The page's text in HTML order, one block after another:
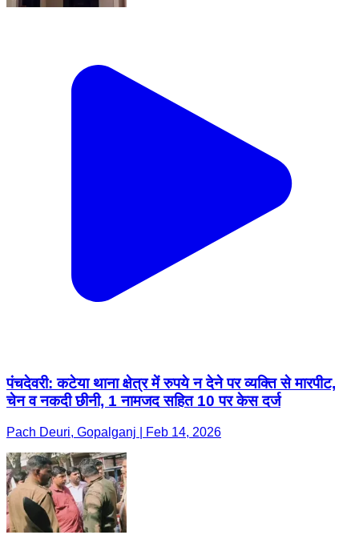
पंचदेवरी: कटेया थाना क्षेत्र में रुपये न देने पर व्यक्ति से मारपीट,
चेन व नकदी छीनी, 1 नामजद सहित 10 पर केस दर्ज
Pach Deuri, Gopalganj | Feb 14, 2026